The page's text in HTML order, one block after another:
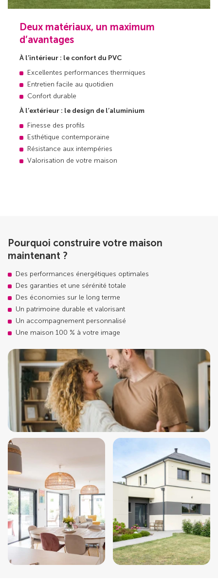
Deux matériaux, un maximum
d’avantages
À l’intérieur : le confort du PVC
Excellentes performances thermiques
Entretien facile au quotidien
Confort durable
À l’extérieur : le design de l’aluminium
Finesse des profils
Esthétique contemporaine
Résistance aux intempéries
Valorisation de votre maison
Pourquoi construire votre maison
maintenant ?
Des performances énergétiques optimales
Des garanties et une sérénité totale
Des économies sur le long terme
Un patrimoine durable et valorisant
Un accompagnement personnalisé
Une maison 100 % à votre image